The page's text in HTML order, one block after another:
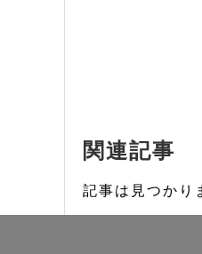
関連記事
記事は見つかり